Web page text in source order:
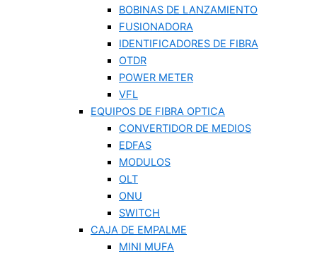
BOBINAS DE LANZAMIENTO
FUSIONADORA
IDENTIFICADORES DE FIBRA
OTDR
POWER METER
VFL
EQUIPOS DE FIBRA OPTICA
CONVERTIDOR DE MEDIOS
EDFAS
MODULOS
OLT
ONU
SWITCH
CAJA DE EMPALME
MINI MUFA